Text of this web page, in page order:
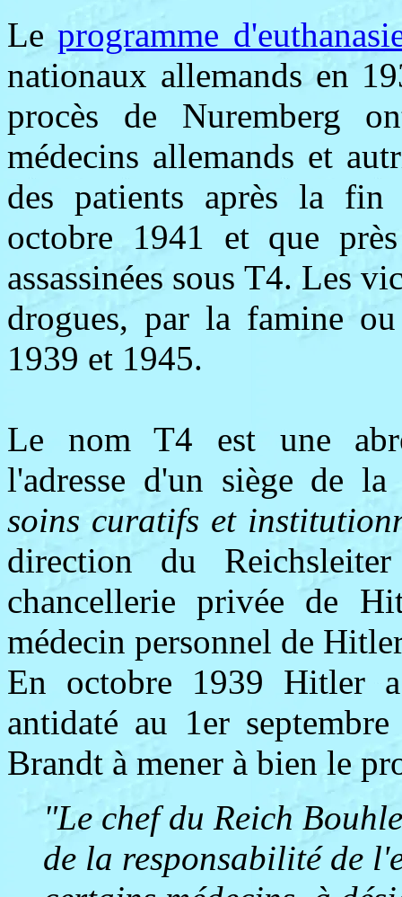
Leprogramme
nationaux allemands en
procès de Nuremberg
médecins allemands et
des patients après la
octobre 1941 et que
assassinées sous T4. Les
drogues, par la famine
1939 et 1945.
Le nom T4 est une
l'adresse d'un siège de
soins curatifs et
direction du
chancellerie privée de
médecin personnel de
En octobre 1939 Hitler
antidaté au 1er
Brandt à mener à bien le
"Le chef du Reich
de la responsabilité de